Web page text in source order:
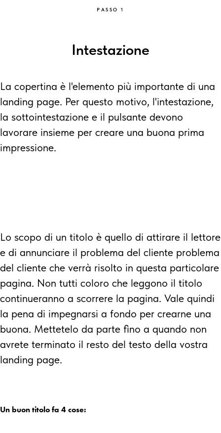
PASSO 1
Intestazione
La copertina è l'elemento più importante di una
landing page. Per questo motivo, l'intestazione,
la sottointestazione e il pulsante devono
lavorare insieme per creare una buona prima
impressione.
Lo scopo di un titolo è quello di attirare il lettore
e di annunciare il problema del cliente problema
del cliente che verrà risolto in questa particolare
pagina. Non tutti coloro che leggono il titolo
continueranno a scorrere la pagina. Vale quindi
la pena di impegnarsi a fondo per crearne una
buona. Mettetelo da parte fino a quando non
avrete terminato il resto del testo della vostra
landing page.
Un buon titolo fa 4 cose: